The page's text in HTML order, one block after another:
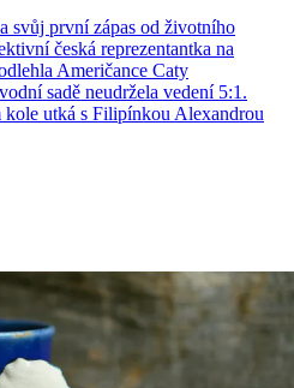
svůj první zápas od životního
česká reprezentantka na
Američance Caty
sadě neudržela vedení 5:1.
kole utká s Filipínkou Alexandrou